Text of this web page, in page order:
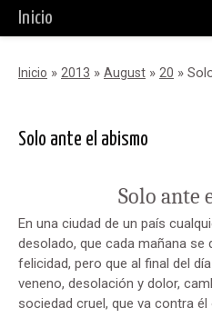
Inicio
Inicio » 2013 » August » 20 »
Solo ante el abismo
Solo ante
En una ciudad de un país
desolado, que cada mañana se
felicidad, pero que al final del
veneno, desolación y dolor,
sociedad cruel, que va contra él